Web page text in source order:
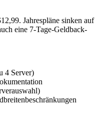
Jahrespläne sinken auf
eine 7-Tage-Geldback-
4 Server)